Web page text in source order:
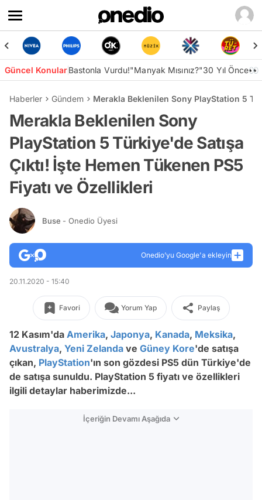
Güncel KonularBastonla Vurdu!"Manyak Mısınız?"30 Yıl Önce👀
Haberler Gündem Merakla Beklenilen Sony PlayStation 5
Merakla Beklenilen Sony
PlayStation 5 Türkiye'de Satışa
Çıktı! İşte Hemen Tükenen PS5
Fiyatı ve Özellikleri
Buse - Onedio Üyesi
Onedio’yu Google'a ekleyin
20.11.2020 - 15:40
Favori Yorum Yap Paylaş
12 Kasım'da Amerika, Japonya, Kanada, Meksika,
Avustralya, Yeni Zelanda ve Güney Kore'de satışa
çıkan, PlayStation'ın son gözdesi PS5 dün Türkiye'de
de satışa sunuldu. PlayStation 5 fiyatı ve özellikleri
ilgili detaylar haberimizde...
İçeriğin Devamı Aşağıda